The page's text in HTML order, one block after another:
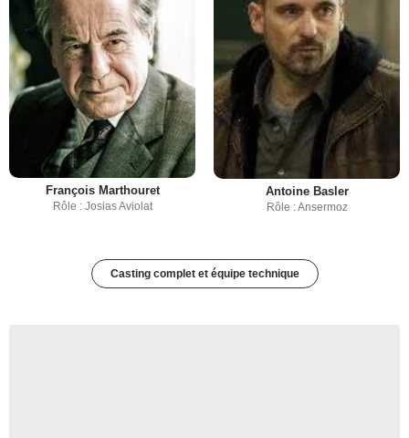
François Marthouret
Rôle : Josias Aviolat
Antoine Basler
Rôle : Ansermoz
Casting complet et équipe technique